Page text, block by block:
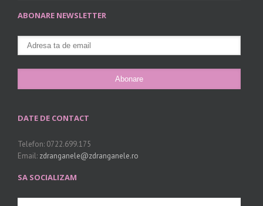
ABONARE NEWSLETTER
DATE DE CONTACT
Telefon: 0722.699.175
Email: zdranganele@zdranganele.ro
SA SOCIALIZAM